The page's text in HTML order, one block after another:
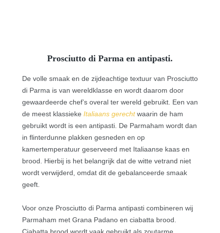
Prosciutto di Parma en antipasti.
De volle smaak en de zijdeachtige textuur van Prosciutto
di Parma is van wereldklasse en wordt daarom door
gewaardeerde chef’s overal ter wereld gebruikt. Een van
de meest klassieke Italiaans gerecht waarin de ham
gebruikt wordt is een antipasti. De Parmaham wordt dan
in flinterdunne plakken gesneden en op
kamertemperatuur geserveerd met Italiaanse kaas en
brood. Hierbij is het belangrijk dat de witte vetrand niet
wordt verwijderd, omdat dit de gebalanceerde smaak
geeft.
Voor onze Prosciutto di Parma antipasti combineren wij
Parmaham met Grana Padano en ciabatta brood.